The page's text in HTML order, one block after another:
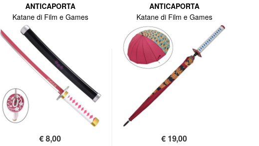
ANTICAPORTA
Katane di Film e Games
€8,00
ANTICAPORTA
Katane di Film e Games
€ 19,00